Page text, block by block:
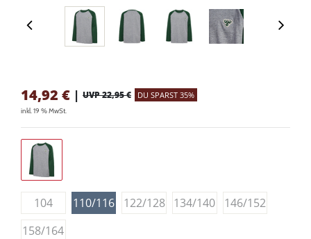
14,92 € | UVP 22,95 € DU SPARST 35%
inkl. 19 % MwSt.
104 110/116 122/128 134/140
146/152
158/164